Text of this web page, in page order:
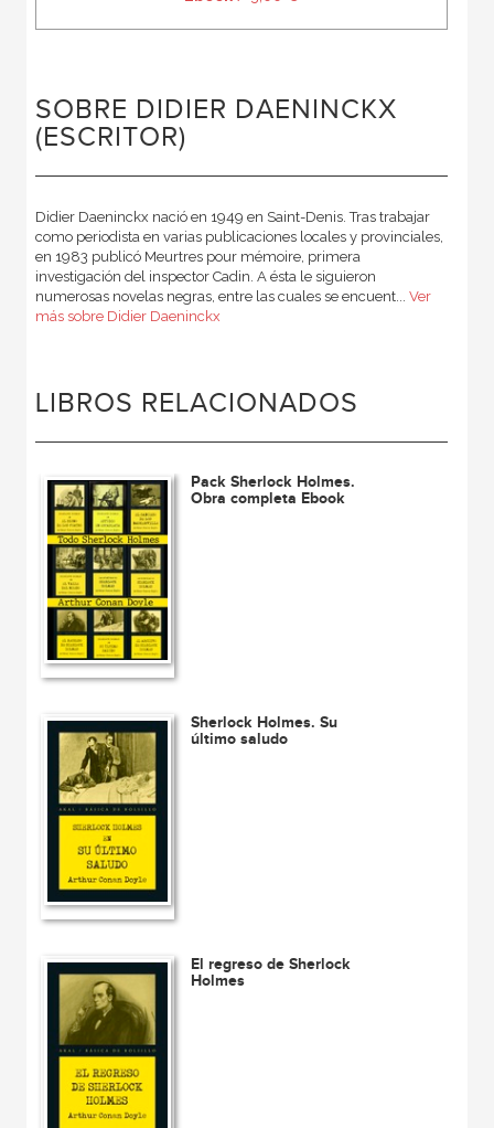
SOBRE DIDIER DAENINCKX
(ESCRITOR)
Didier Daeninckx nació en 1949 en Saint-Denis. Tras trabajar
como periodista en varias publicaciones locales y provinciales,
en 1983 publicó Meurtres pour mémoire, primera
investigación del inspector Cadin. A ésta le siguieron
numerosas novelas negras, entre las cuales se encuent... Ver
más sobre Didier Daeninckx
LIBROS RELACIONADOS
Pack Sherlock Holmes.
Obra completa Ebook
Sherlock Holmes. Su
último saludo
El regreso de Sherlock
Holmes